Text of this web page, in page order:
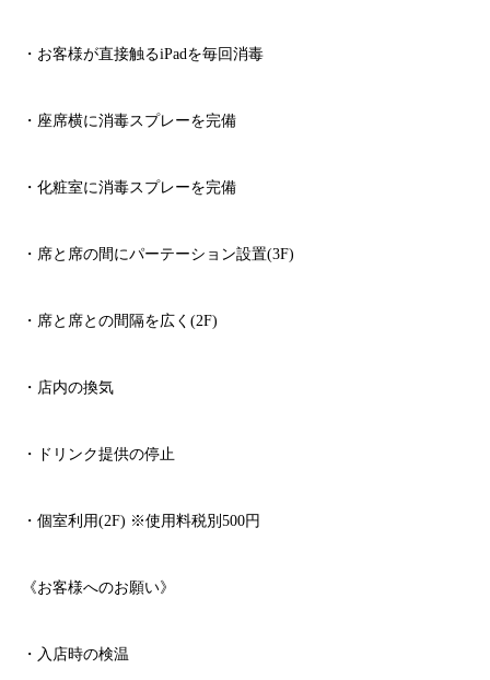
・お客様が直接触るiPadを毎回消毒
・座席横に消毒スプレーを完備
・化粧室に消毒スプレーを完備
・席と席の間にパーテーション設置(3F)
・席と席との間隔を広く (2F)
・店内の換気
・ドリンク提供の停止
・個室利用(2F) ※使用料税別 500円
《お客様へのお願い》
・入店時の検温